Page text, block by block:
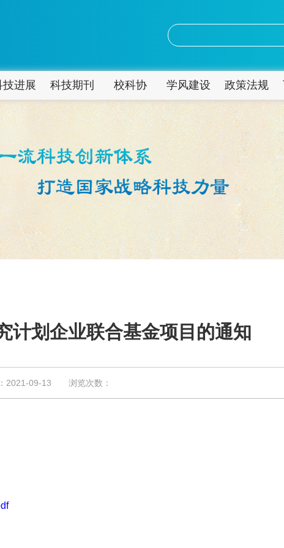
技进展 科技期刊 校科协 学风建设 政策法规
计划企业联合基金项目的通知
09-13 浏览次数：